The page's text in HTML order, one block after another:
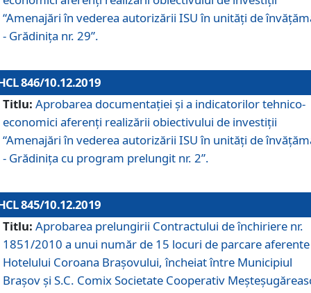
“Amenajări în vederea autorizării ISU în unități de
- Grădinița nr. 29”.
846/10.12.2019
Titlu: Aprobarea documentației și a indicatorilor tehnico-
economici aferenți realizării obiectivului de investiții
“Amenajări în vederea autorizării ISU în unități de
- Grădinița cu program prelungit nr. 2”.
845/10.12.2019
Titlu: Aprobarea prelungirii Contractului de închiriere nr.
1851/2010 a unui număr de 15 locuri de parcare aferente
Hotelului Coroana Brașovului, încheiat între Municipiul
Braşov şi S.C. Comix Societate Cooperativ